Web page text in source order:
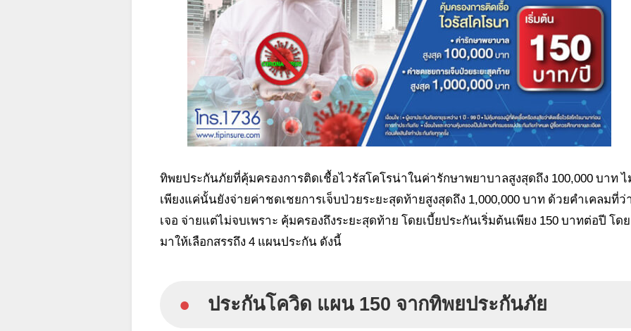
ทิพยประกันภัยที่คุ้มครองการติดเชื้อไวรัสโคโรน่าในค่ารักษาพยาบาลสูงสุดถึง 100,000 บาท ไ
เพียงแค่นั้นยังจ่ายค่าชดเชยการเจ็บป่วยระยะสุดท้ายสูงสุดถึง 1,000,000 บาท ด้วยคำเคลมที่ว่
เจอ จ่ายแต่ไม่จบเพราะ คุ้มครองถึงระยะสุดท้าย โดยเบี้ยประกันเริ่มต้นเพียง 150 บาทต่อปี โด
มาให้เลือกสรรถึง 4 แผนประกัน ดังนี้
● ประกันโควิด แผน 150 จากทิพยประกันภัย